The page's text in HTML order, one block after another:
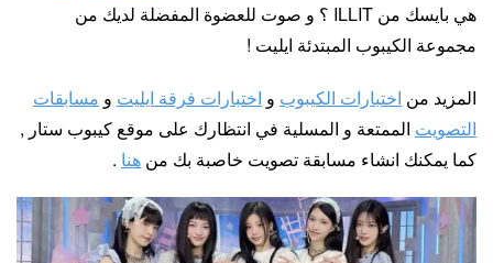
هي بايسك من ILLIT ؟ و صوت للعضوة المفضلة لديك من
مجموعة الكيبوب المبتدئة ايليت !
المزيد من اختبارات الكيبوب و اختبارات فرقة ايليت و مسابقات
التصويت الممتعة و المسلية في انتظارك على موقع كيبوب ستار ,
كما يمكنك انشاء مسابقة تصويت خاصبة بك من هنا .